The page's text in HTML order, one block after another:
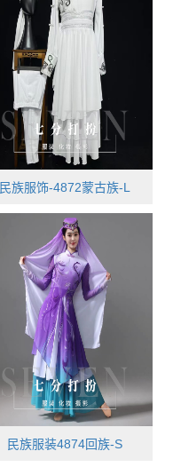
民族服饰-4872蒙古族-L
民族服装4874回族-S